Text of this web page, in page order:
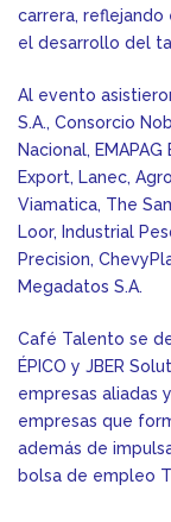
carrera,
el desarrollo del
Al evento
S.A., Consorcio
Nacional,
Export, Lanec,
Viamatica, The
Loor, Industrial
Precision,
Megadatos S.A.
Café Talento se
ÉPICO y JBER
empresas aliadas
empresas que
además de
bolsa de empleo